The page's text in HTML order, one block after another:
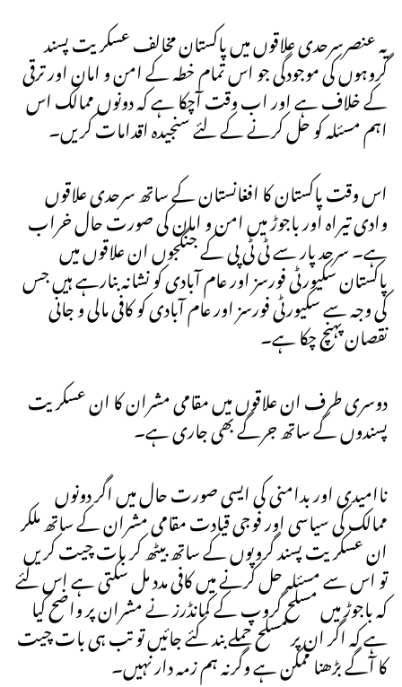
یہ عنصرسرحدی علاقوں میں پاکستان مخالف عسکریت پسند
گروہوں کی موجودگی جو اس تمام خطہ کے امن و امان اور ترقی
کے خلاف ہے اور اب وقت آچکا ہے کہ دونوں ممالک اس
اہم مسئلہ کو حل کرنے کے لئے سنجیدہ اقدامات کریں۔
اس وقت پاکستان کا افغانستان کے ساتھ سرحدی علاقوں
وادی تیراہ اور باجوڑ میں امن و امان کی صورت حال خراب
ہے۔ سرحد پار سے ٹی ٹی پی کے جنگجوں ان علاقوں میں
پاکستان سکیورٹی فورسز اور عام آبادی کو نشانہ بنارہے ہیں جس
کی وجہ سے سکیورٹی فورسز اور عام آبادی کو کافی مالی و جانی
نقصان پہنچ چکا ہے۔
دوسری طرف ان علاقوں میں مقامی مشران کا ان عسکریت
پسندوں کے ساتھ جرگے بھی جاری ہے۔
ناامیدی اور بدامنی کی ایسی صورت حال میں اگر دونوں
ممالک کی سیاسی اور فوجی قیادت مقامی مشران کے ساتھ ملکر
ان عسکریت پسند گروپوں کے ساتھ بیٹھ کر بات چیت کریں
تو اس سے مسئلہ حل کرنے میں کافی مدد مل سکتی ہے اس لئے
کہ باجوڑ میں مسلح گروپ کے کمانڈرز نے مشران پر واضح کیا
ہے کہ اگر ان پر مسلح حملے بند کئے جائیں تو تب ہی بات چیت
کا آگے بڑھنا ممکن ہے وگرنہ ہم زمہ دار نہیں۔